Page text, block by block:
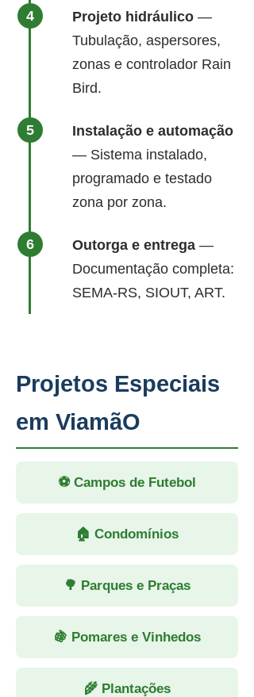
Projeto hidráulico —
Tubulação, aspersores,
zonas e controlador Rain
Bird.
Instalação e automação
— Sistema instalado,
programado e testado
zona por zona.
Outorga e entrega —
Documentação completa:
SEMA-RS, SIOUT, ART.
Projetos Especiais
em ViamãO
⚽ Campos de Futebol
🏠 Condomínios
🌳 Parques e Praças
🍇 Pomares e Vinhedos
🌾 Plantações